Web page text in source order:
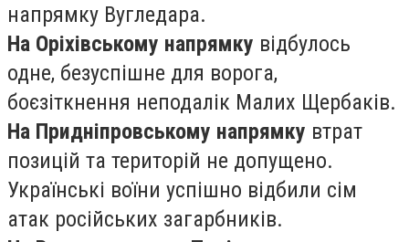
напрямку Вугледара.
На Оріхівському напрямку відбулось
одне, безуспішне для ворога,
боєзіткнення неподалік Малих Щербаків.
На Придніпровському напрямку втрат
позицій та територій не допущено.
Українські воїни успішно відбили сім
атак російських загарбників.